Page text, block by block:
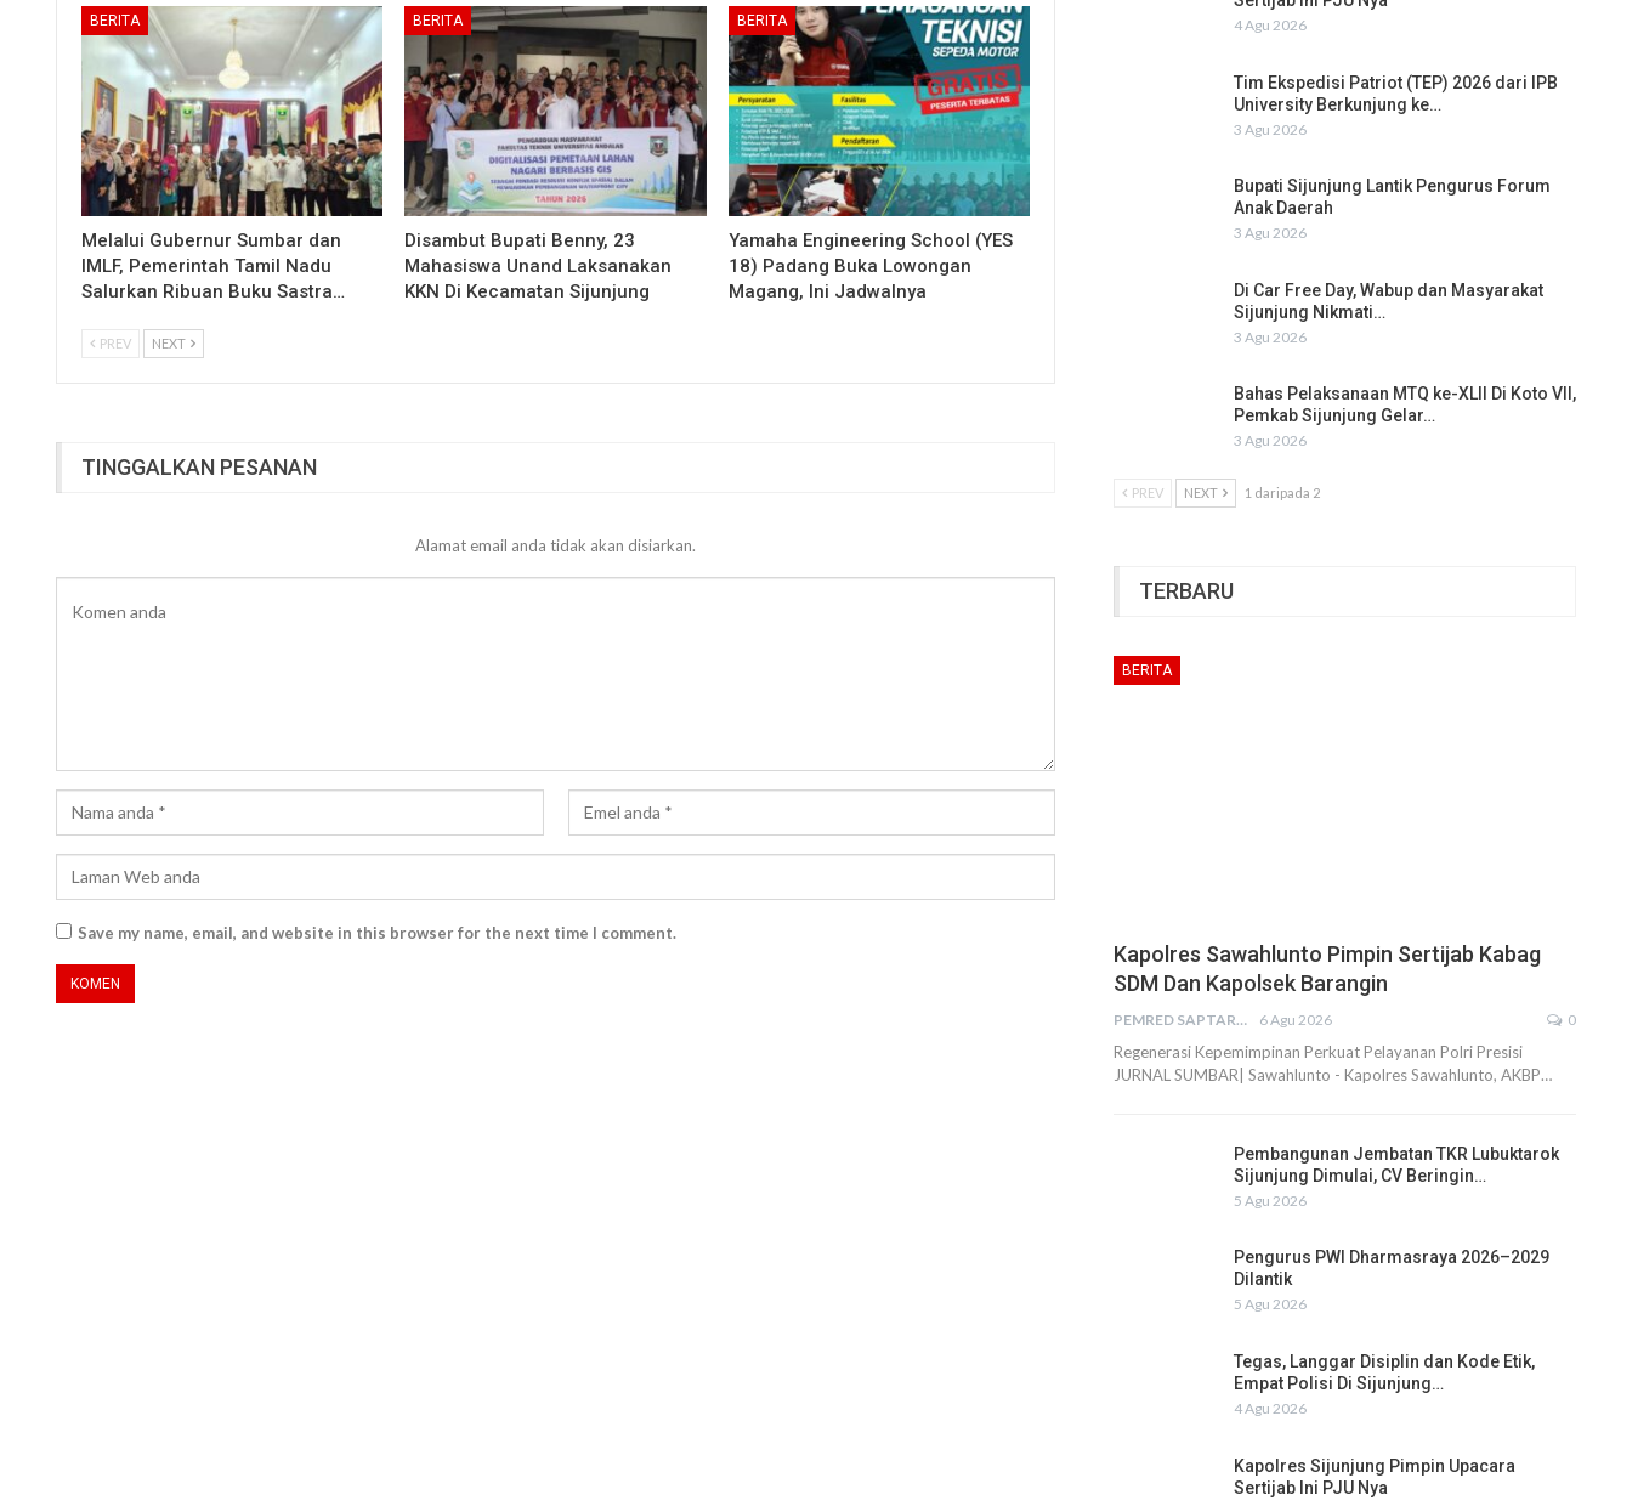
BERITA
Melalui Gubernur Sumbar dan
IMLF, Pemerintah Tamil Nadu
Salurkan Ribuan Buku Sastra…
BERITA
Disambut Bupati Benny, 23
Mahasiswa Unand Laksanakan
KKN Di Kecamatan Sijunjung
BERITA
Yamaha Engineering School (YES
18) Padang Buka Lowongan
Magang, Ini Jadwalnya
PREV NEXT
TINGGALKAN PESANAN
Alamat email anda tidak akan disiarkan.
Save my name, email, and website in this browser for the next time I comment.
4 Agu 2026
Tim Ekspedisi Patriot (TEP) 2026 dari IPB
University Berkunjung ke…
3 Agu 2026
Bupati Sijunjung Lantik Pengurus Forum
Anak Daerah
3 Agu 2026
Di Car Free Day, Wabup dan Masyarakat
Sijunjung Nikmati…
3 Agu 2026
Bahas Pelaksanaan MTQ ke-XLII Di Koto VII,
Pemkab Sijunjung Gelar…
3 Agu 2026
PREV NEXT 1 daripada 2
TERBARU
BERITA
Kapolres Sawahlunto Pimpin Sertijab Kabag
SDM Dan Kapolsek Barangin
PEMRED SAPTARIUS 6 Agu 2026 0
Regenerasi Kepemimpinan Perkuat Pelayanan Polri Presisi
JURNAL SUMBAR| Sawahlunto - Kapolres Sawahlunto, AKBP…
Pembangunan Jembatan TKR Lubuktarok
Sijunjung Dimulai, CV Beringin…
5 Agu 2026
Pengurus PWI Dharmasraya 2026–2029
Dilantik
5 Agu 2026
Tegas, Langgar Disiplin dan Kode Etik,
Empat Polisi Di Sijunjung…
4 Agu 2026
Kapolres Sijunjung Pimpin Upacara
Sertijab Ini PJU Nya